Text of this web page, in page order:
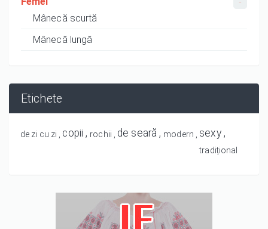
Mânecă scurtă
Mânecă lungă
Etichete
de zi cu zi copii rochii de seară modern sexy
tradițional